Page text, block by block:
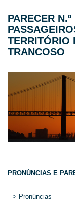
PARECER
TERRITÓRIO
TRANCOSO
PRONÚNCIAS E
> Pronúncias